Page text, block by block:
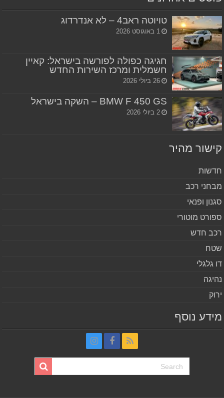
טויוטה ראב4 – לא אנדרדוג
1 באוגוסט 2026
חגיגה כפולה לפורשה בישראל: קאיין
חשמלית ומרכז השירות החדש
26 ביולי 2026
BMW F 450 GS – השקה בישראל
2 ביולי 2026
מהיר
רכב
ופנאי
מוטורי
חדש
גלגלי
נוסף